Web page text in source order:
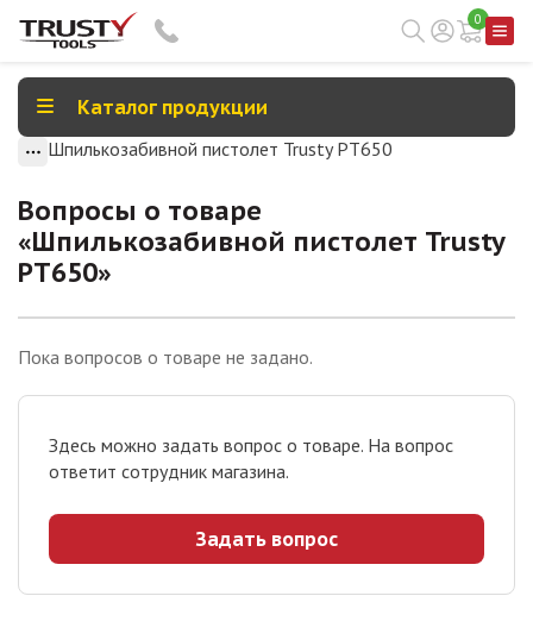
0
Каталог продукции
Шпилькозабивной пистолет Trusty PT650
Вопросы о товаре
«Шпилькозабивной пистолет Trusty
PT650»
Здесь можно задать вопрос о товаре. На вопрос
ответит сотрудник магазина.
Задать вопрос
Пока вопросов о товаре не задано.